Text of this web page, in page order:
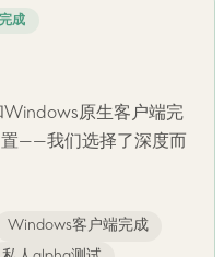
成
原生客户端完
——我们选择了深度而
Windows客户端完成